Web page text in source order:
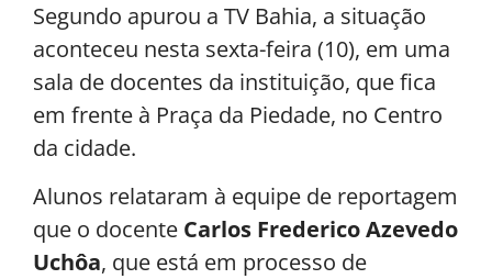
Segundo apurou a TV Bahia, a situação
aconteceu nesta sexta-feira (10), em uma
sala de docentes da instituição, que fica
em frente à Praça da Piedade, no Centro
da cidade.
Alunos relataram à equipe de reportagem
que o docente Carlos Frederico Azevedo
Uchôa, que está em processo de